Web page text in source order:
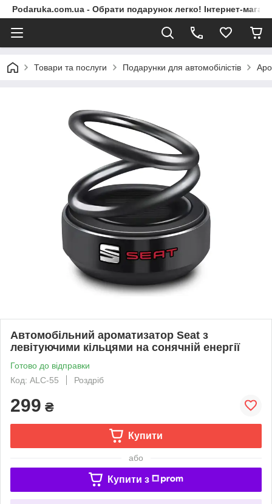
Podaruka.com.ua - Обрати подарунок легко! Інтернет-
Товари та послуги Подарунки для автомобілістів
Автомобільний ароматизатор Seat з
левітуючими кільцями на сонячній енергії
Готово до відправки
Код: ALC-55
Роздріб
299 ₴
Купити
або
Купити з